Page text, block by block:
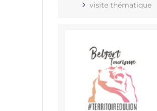
visite thématique